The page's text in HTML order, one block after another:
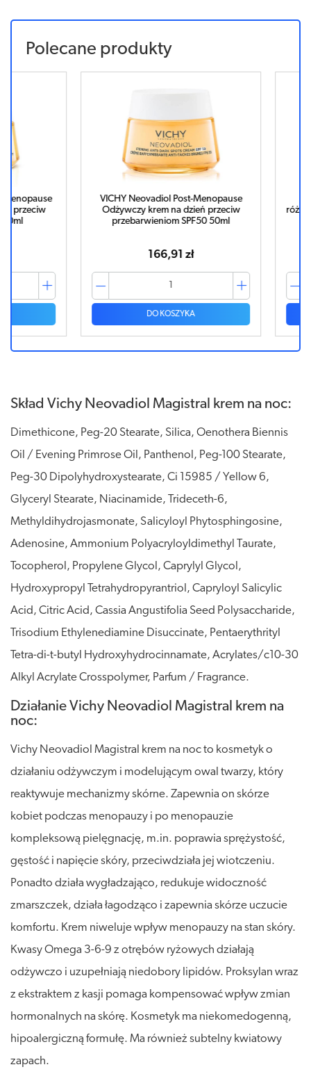
Polecane produkty
VICHY Neovadiol Post-Menopause
Odżywczy krem na dzień przeciw
przebarwieniom SPF50 50ml
166,91 zł
DO KOSZYKA
różany
Skład Vichy Neovadiol Magistral krem na noc:
Dimethicone, Peg-20 Stearate, Silica, Oenothera Biennis
Oil / Evening Primrose Oil, Panthenol, Peg-100 Stearate,
Peg-30 Dipolyhydroxystearate, Ci 15985 / Yellow 6,
Glyceryl Stearate, Niacinamide, Trideceth-6,
Methyldihydrojasmonate, Salicyloyl Phytosphingosine,
Adenosine, Ammonium Polyacryloyldimethyl Taurate,
Tocopherol, Propylene Glycol, Caprylyl Glycol,
Hydroxypropyl Tetrahydropyrantriol, Capryloyl Salicylic
Acid, Citric Acid, Cassia Angustifolia Seed Polysaccharide,
Trisodium Ethylenediamine Disuccinate, Pentaerythrityl
Tetra-di-t-butyl Hydroxyhydrocinnamate, Acrylates/c10-30
Alkyl Acrylate Crosspolymer, Parfum / Fragrance.
Działanie Vichy Neovadiol Magistral krem na
noc:
Vichy Neovadiol Magistral krem na noc to kosmetyk o
działaniu odżywczym i modelującym owal twarzy, który
reaktywuje mechanizmy skórne. Zapewnia on skórze
kobiet podczas menopauzy i po menopauzie
kompleksową pielęgnację, m.in. poprawia sprężystość,
gęstość i napięcie skóry, przeciwdziała jej wiotczeniu.
Ponadto działa wygładzająco, redukuje widoczność
zmarszczek, działa łagodząco i zapewnia skórze uczucie
komfortu. Krem niweluje wpływ menopauzy na stan skóry.
Kwasy Omega 3-6-9 z otrębów ryżowych działają
odżywczo i uzupełniają niedobory lipidów. Proksylan wraz
z ekstraktem z kasji pomaga kompensować wpływ zmian
hormonalnych na skórę. Kosmetyk ma niekomedogenną,
hipoalergiczną formułę. Ma również subtelny kwiatowy
zapach.